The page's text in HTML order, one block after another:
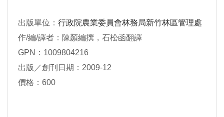
出版單位： 行政院農業委員會林務局新竹林區管理處
作/編/譯者：陳顏編撰，石松函翻譯
GPN：1009804216
出版／創刊日期：2009-12
價格：600